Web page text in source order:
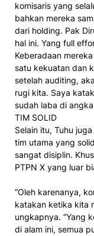
komisaris yang
bahkan mereka
dari holding. Pak
hal ini. Yang full
Keberadaan
satu kekuatan dan
setelah auditing,
rugi kita. Saya
sudah laba di angka
TIM SOLID
Selain itu, Tuhu
tim utama yang
sangat disiplin.
PTPN X yang luar
“Oleh karenanya,
katakan ketika kita
ungkapnya. “Yang
di alam ini, semua